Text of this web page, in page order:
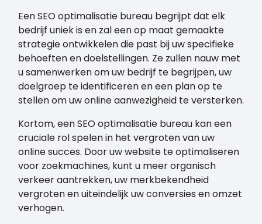
Een SEO optimalisatie bureau begrijpt dat elk
bedrijf uniek is en zal een op maat gemaakte
strategie ontwikkelen die past bij uw specifieke
behoeften en doelstellingen. Ze zullen nauw met
u samenwerken om uw bedrijf te begrijpen, uw
doelgroep te identificeren en een plan op te
stellen om uw online aanwezigheid te versterken.
Kortom, een SEO optimalisatie bureau kan een
cruciale rol spelen in het vergroten van uw
online succes. Door uw website te optimaliseren
voor zoekmachines, kunt u meer organisch
verkeer aantrekken, uw merkbekendheid
vergroten en uiteindelijk uw conversies en omzet
verhogen.